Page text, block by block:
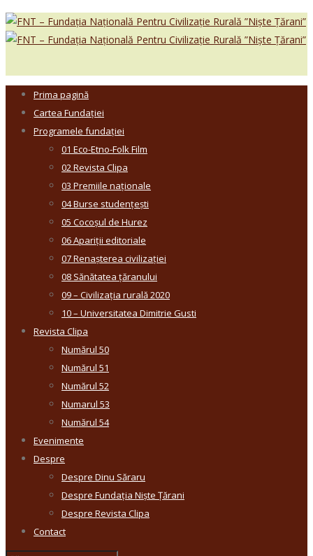
Prima pagină
Cartea Fundației
Programele fundației
01 Eco-Etno-Folk Film
02 Revista Clipa
03 Premiile naționale
04 Burse studențești
05 Cocoșul de Hurez
06 Apariții editoriale
07 Renașterea civilizației
08 Sănătatea țăranului
09 – Civilizația rurală 2020
10 – Universitatea Dimitrie Gusti
Revista Clipa
Numărul 50
Numărul 51
Numărul 52
Numarul 53
Numărul 54
Evenimente
Despre
Despre Dinu Săraru
Despre Fundația Niște Țărani
Despre Revista Clipa
Contact